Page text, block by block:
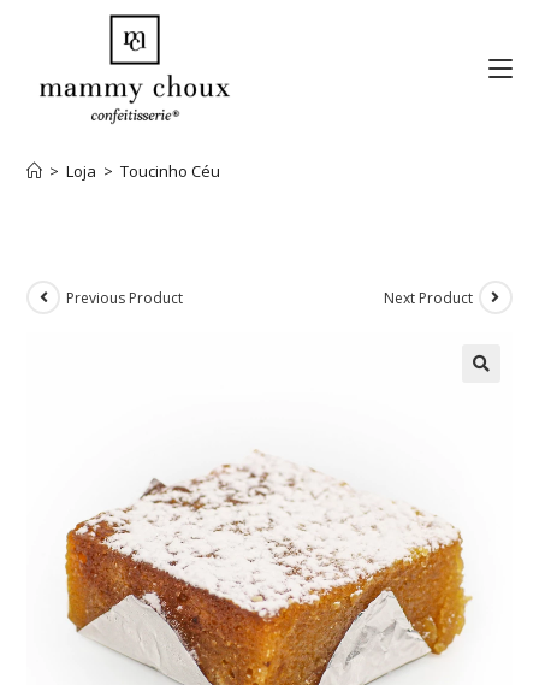
> Loja > Toucinho Céu
Previous Product Next Product